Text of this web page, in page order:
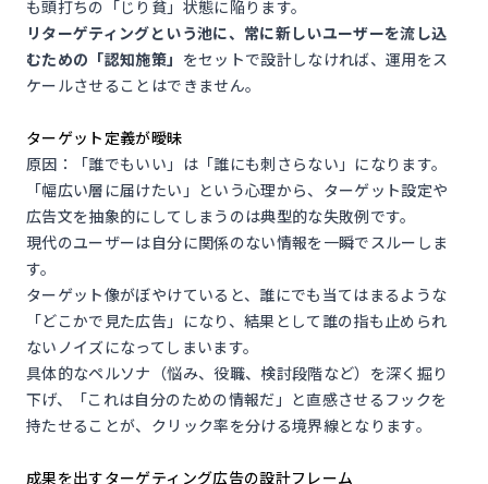
も頭打ちの「じり貧」状態に陥ります。
リターゲティングという池に、常に新しいユーザーを流し込
むための「認知施策」 をセットで設計しなければ、運用をス
ケールさせることはできません。
ターゲット定義が曖昧
原因：「誰でもいい」は「誰にも刺さらない」になります。
「幅広い層に届けたい」という心理から、ターゲット設定や
広告文を抽象的にしてしまうのは典型的な失敗例です。
現代のユーザーは自分に関係のない情報を一瞬でスルーしま
す。
ターゲット像がぼやけていると、誰にでも当てはまるような
「どこかで見た広告」になり、結果として誰の指も止められ
ないノイズになってしまいます。
具体的なペルソナ（悩み、役職、検討段階など）を深く掘り
下げ、「これは自分のための情報だ」と直感させるフックを
持たせることが、クリック率を分ける境界線となります。
成果を出すターゲティング広告の設計フレーム